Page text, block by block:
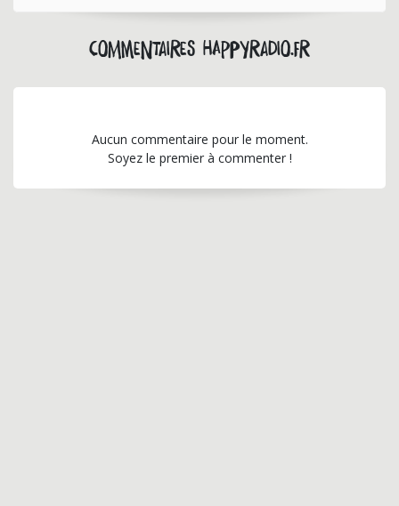
Commentaires happyradio.fr
Aucun commentaire pour le moment.
Soyez le premier à commenter !